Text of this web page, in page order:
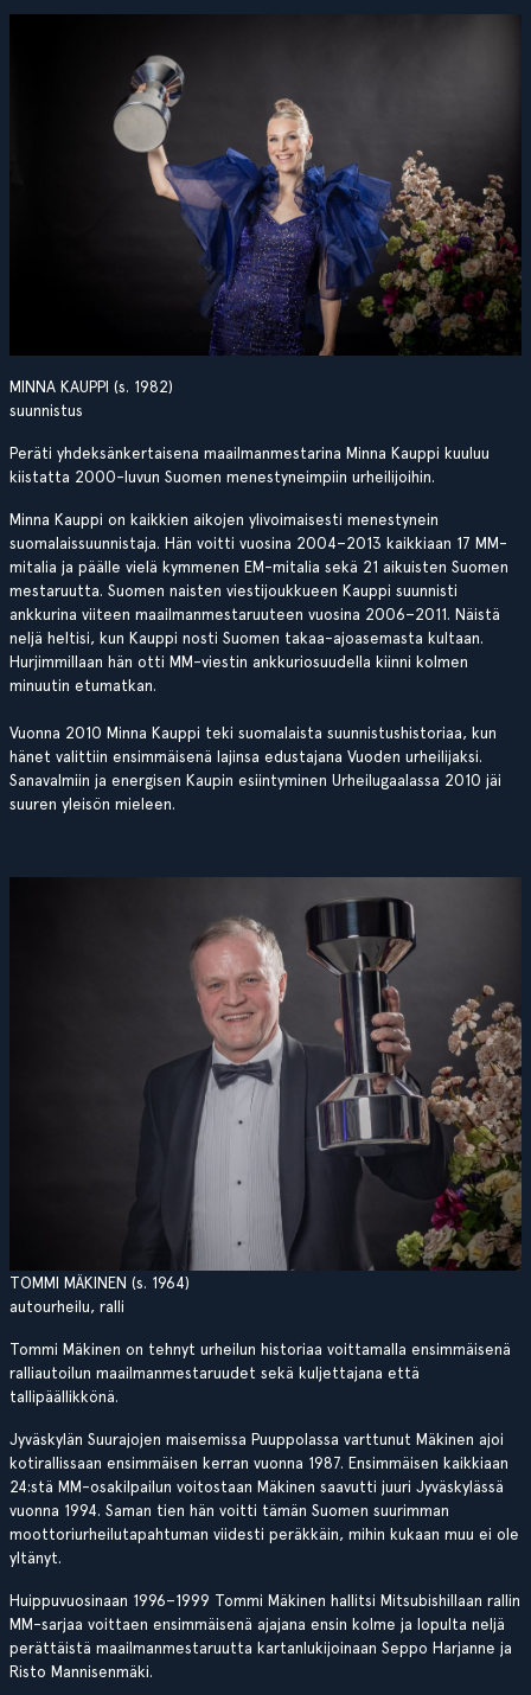
MINNA KAUPPI (s. 1982)
suunnistus
Peräti yhdeksänkertaisena maailmanmestarina Minna Kauppi kuuluu
kiistatta 2000-luvun Suomen menestyneimpiin urheilijoihin.
Minna Kauppi on kaikkien aikojen ylivoimaisesti menestynein
suomalaissuunnistaja. Hän voitti vuosina 2004–2013 kaikkiaan 17 MM-
mitalia ja päälle vielä kymmenen EM-mitalia sekä 21 aikuisten Suomen
mestaruutta. Suomen naisten viestijoukkueen Kauppi suunnisti
ankkurina viiteen maailmanmestaruuteen vuosina 2006–2011. Näistä
neljä heltisi, kun Kauppi nosti Suomen takaa-ajoasemasta kultaan.
Hurjimmillaan hän otti MM-viestin ankkuriosuudella kiinni kolmen
minuutin etumatkan.
Vuonna 2010 Minna Kauppi teki suomalaista suunnistushistoriaa, kun
hänet valittiin ensimmäisenä lajinsa edustajana Vuoden urheilijaksi.
Sanavalmiin ja energisen Kaupin esiintyminen Urheilugaalassa 2010 jäi
suuren yleisön mieleen.
​​​​TOMMI MÄKINEN (s. 1964)
autourheilu, ralli
Tommi Mäkinen on tehnyt urheilun historiaa voittamalla ensimmäisenä
ralliautoilun maailmanmestaruudet sekä kuljettajana että
tallipäällikkönä.
Jyväskylän Suurajojen maisemissa Puuppolassa varttunut Mäkinen ajoi
kotirallissaan ensimmäisen kerran vuonna 1987. Ensimmäisen kaikkiaan
24:stä MM-osakilpailun voitostaan Mäkinen saavutti juuri Jyväskylässä
vuonna 1994. Saman tien hän voitti tämän Suomen suurimman
moottoriurheilutapahtuman viidesti peräkkäin, mihin kukaan muu ei ole
yltänyt.
Huippuvuosinaan 1996–1999 Tommi Mäkinen hallitsi Mitsubishillaan rallin
MM-sarjaa voittaen ensimmäisenä ajajana ensin kolme ja lopulta neljä
perättäistä maailmanmestaruutta kartanlukijoinaan Seppo Harjanne ja
Risto Mannisenmäki.